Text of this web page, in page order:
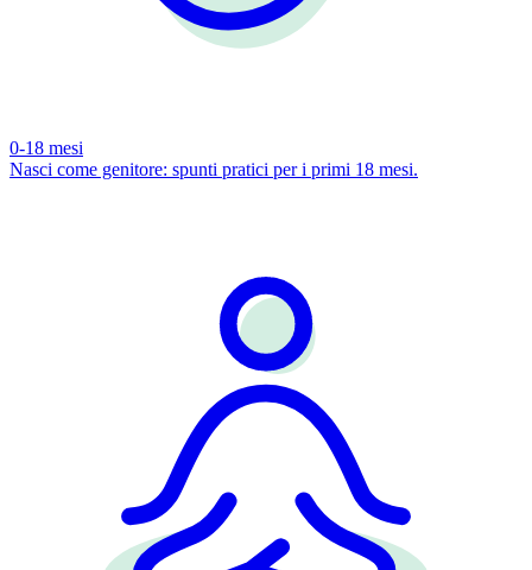
0-18 mesi
Nasci come genitore: spunti pratici per i primi 18 mesi.